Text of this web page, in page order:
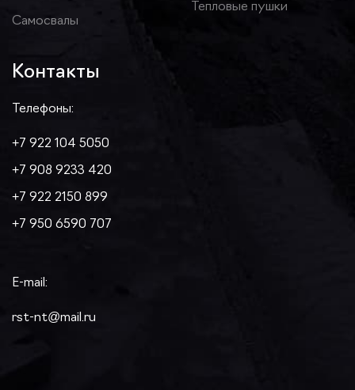
Самосвалы
Тепловые пушки
Контакты
Телефоны:
+7 922 104 5050
+7 908 9233 420
+7 922 2150 899
+7 950 6590 707
E-mail:
rst-nt@mail.ru